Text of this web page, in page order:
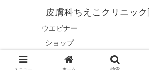
皮膚科ちえこクリニッ
ウエビナー
ショップ
© 2006-2026 皮膚科ちえこクリニ